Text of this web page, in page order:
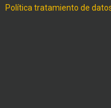
Política tratamiento de